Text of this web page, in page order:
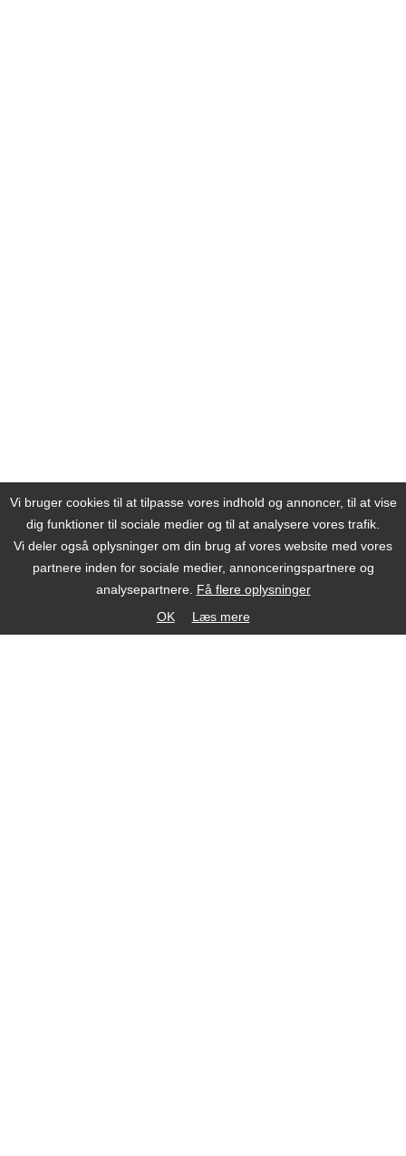
Vi bruger cookies til at tilpasse vores indhold og annoncer, til at vise
dig funktioner til sociale medier og til at analysere vores trafik.
Vi deler også oplysninger om din brug af vores website med vores
partnere inden for sociale medier, annonceringspartnere og
analysepartnere. Få flere oplysninger
OK
Læs mere